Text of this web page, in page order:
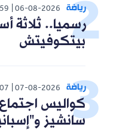
رياضة 06-08-2026
رسميا.. ثلاثة
بيتكوفيتش
رياضة 07-08-2026
كواليس اجتماع
سانشيز